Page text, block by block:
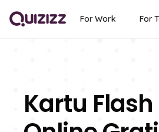
For Work For
Kartu